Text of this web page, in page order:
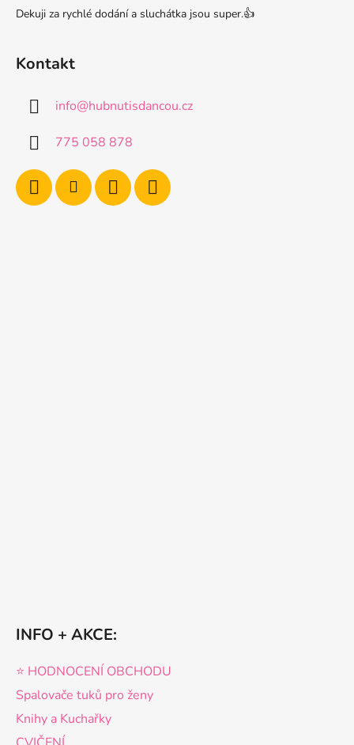
Dekuji za rychlé dodání a sluchátka jsou super.👍
Kontakt
info@hubnutisdancou.cz
775 058 878
INFO + AKCE:
⭐️ HODNOCENÍ OBCHODU
Spalovače tuků pro ženy
Knihy a Kuchařky